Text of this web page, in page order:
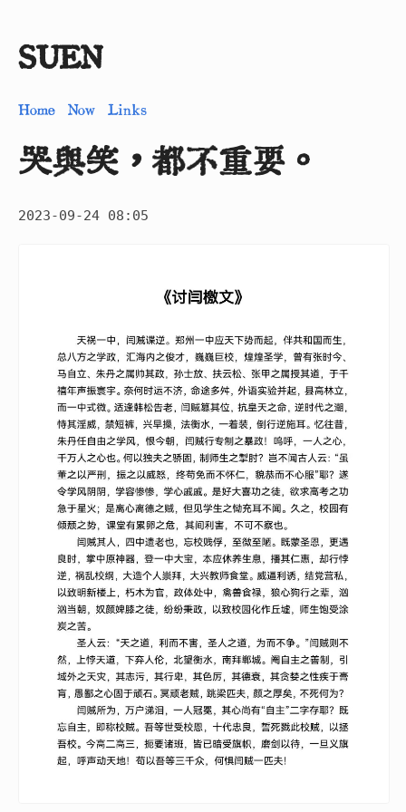
SUEN
Home Now Links
哭與笑，都不重要。
2023-09-24 08:05